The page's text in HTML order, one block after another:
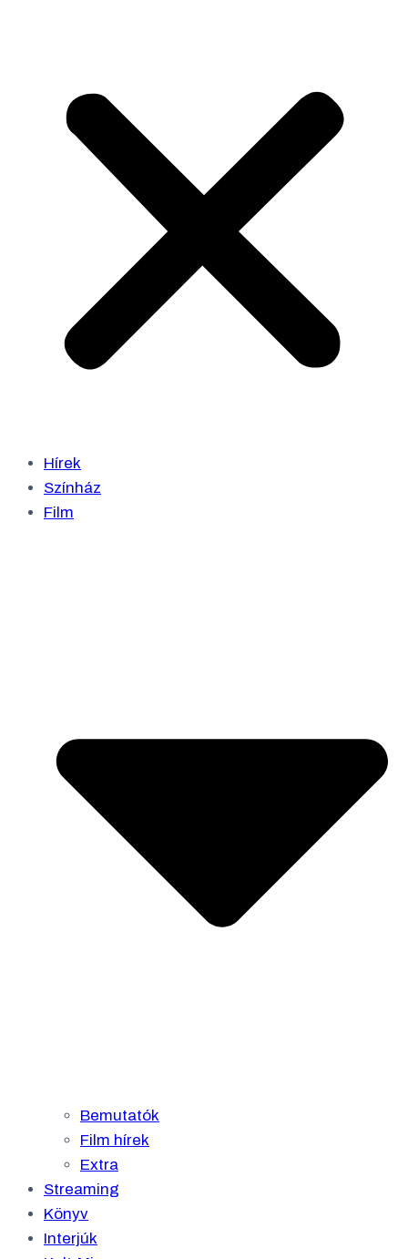
Hírek
Színház
Film
Bemutatók
Film hírek
Extra
Streaming
Könyv
Interjúk